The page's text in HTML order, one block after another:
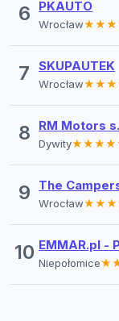
6 PKAUTO
Wrocław
7 SKUPAUTEK
Wrocław
8 RM Motors
Dywity
9 The
Wrocław
10 EMMAR.pl -
Niepołomice